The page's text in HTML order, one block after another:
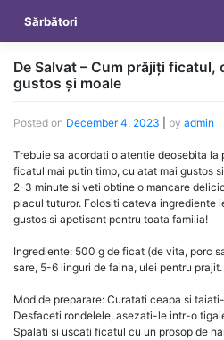
content
Sărbători
De Salvat – Cum prăjiți ficatul,
gustos și moale
Posted on December 4, 2023 by admin
Trebuie sa acordati o atentie deosebita
ficatul mai putin timp, cu atat mai gustos
2-3 minute si veti obtine o mancare
placul tuturor. Folositi cateva ingrediente
gustos si apetisant pentru toata familia!
Ingrediente: 500 g de ficat (de vita, porc
sare, 5-6 linguri de faina, ulei pentru prajit.
Mod de preparare: Curatati ceapa si
Desfaceti rondelele, asezati-le intr-o
Spalati si uscati ficatul cu un prosop de